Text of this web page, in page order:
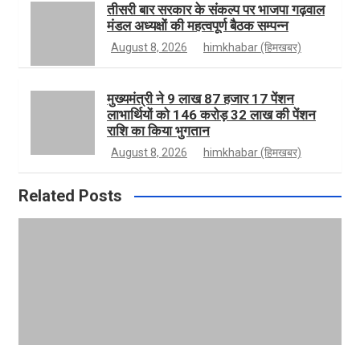
तीसरी बार सरकार के संकल्प पर भाजपा गढ़वाल
मंडल अध्यक्षों की महत्वपूर्ण बैठक सम्पन्न
August 8, 2026 himkhabar (हिमखबर)
मुख्यमंत्री ने 9 लाख 87 हजार 17 पेंशन
लाभार्थियों को 146 करोड़ 32 लाख की पेंशन
राशि का किया भुगतान
August 8, 2026 himkhabar (हिमखबर)
Related Posts